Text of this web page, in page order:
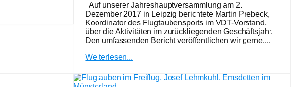
Auf unserer Jahreshauptversammlung am 2.
Dezember 2017 in Leipzig berichtete Martin Prebeck,
Koordinator des Flugtaubensports im VDT-Vorstand,
über die Aktivitäten im zurückliegenden Geschäftsjahr.
Den umfassenden Bericht veröffentlichen wir gerne....
Weiterlesen...